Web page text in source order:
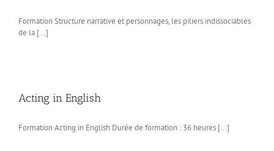
Formation Structure narrative et personnages, les piliers indissociables
de la [...]
Acting in English
Formation Acting in English Durée de formation : 36 heures [...]